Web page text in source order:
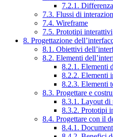
7.2.1.
7.3. Flussi di
7.4. Wireframe
7.5. Prototipi interattivi
8. Progettazione
8.1. Obiettivi
8.2. Elementi
8.2.1. Elementi
8.2.2. Elementi
8.2.3. Elementi
8.3. Progettare e
8.3.1. Layout di
8.3.2. Prototipi
8.4. Progettare con il
8.4.1.